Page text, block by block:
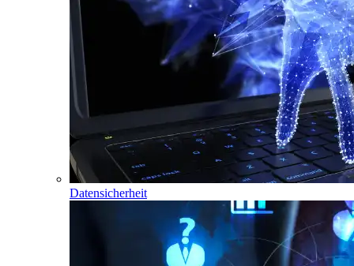
Datensicherheit